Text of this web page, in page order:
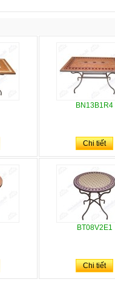
BN13B1R4
Chi tiết
BT08V2E1
Chi tiết